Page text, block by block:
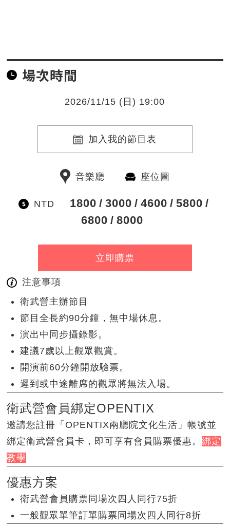
場次時間
2026/11/15 (日) 19:00
加入我的節目表
音樂廳 座位圖
NTD 1800 3000 4600
5800
6800
8000
立即購票
注意事項
衛武營主辦節目
節目全長約90分鐘，無中場休息。
演出中同步攝錄影。
建議7歲以上觀眾觀賞。
開演前60分鐘開放驗票。
遲到或中途離席的觀眾將無法入場。
衛武營會員綁定OPENTIX
邀請您註冊「OPENTIX兩廳院文化生活」帳號並
綁定衛武營會員卡，即可享有會員購票優惠。綁定
教學
優惠方案
衛武營會員購票同場次四人同行75折
一般觀眾單筆訂單購票同場次四人同行8折